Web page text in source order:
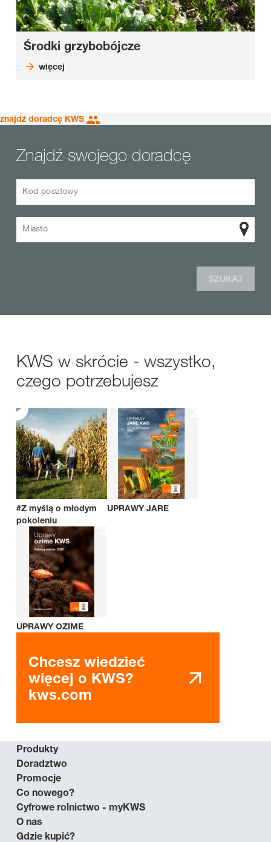
Środki grzybobójcze
więcej
znajdź doradcę KWS
Znajdź swojego doradcę
Kod pocztowy
Miasto
SZUKAJ
KWS w skrócie - wszystko,
czego potrzebujesz
#Z myślą o młodym
pokoleniu
UPRAWY JARE
UPRAWY OZIME
Chcesz wiedzieć
więcej o KWS?
kws.com
Produkty
Doradztwo
Promocje
Co nowego?
Cyfrowe rolnictwo - myKWS
O nas
Gdzie kupić?